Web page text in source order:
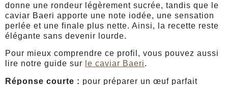
donne une rondeur légèrement sucrée, tandis que le
caviar Baeri apporte une note iodée, une sensation
perlée et une finale plus nette. Ainsi, la recette reste
élégante sans devenir lourde.
Pour mieux comprendre ce profil, vous pouvez aussi
lire notre guide sur
le caviar Baeri.
Réponse courte : pour préparer un œuf parfait